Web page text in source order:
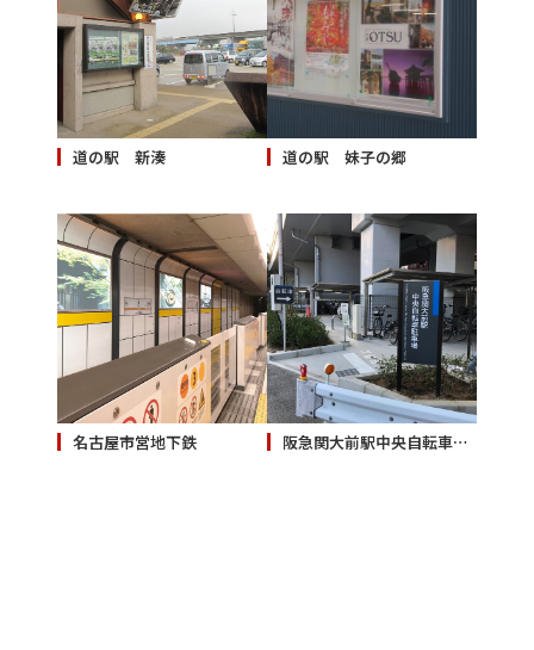
道の駅 新湊 道の駅 妹子の郷
名古屋市営地下鉄 阪急関大前駅中央自転車駐車場